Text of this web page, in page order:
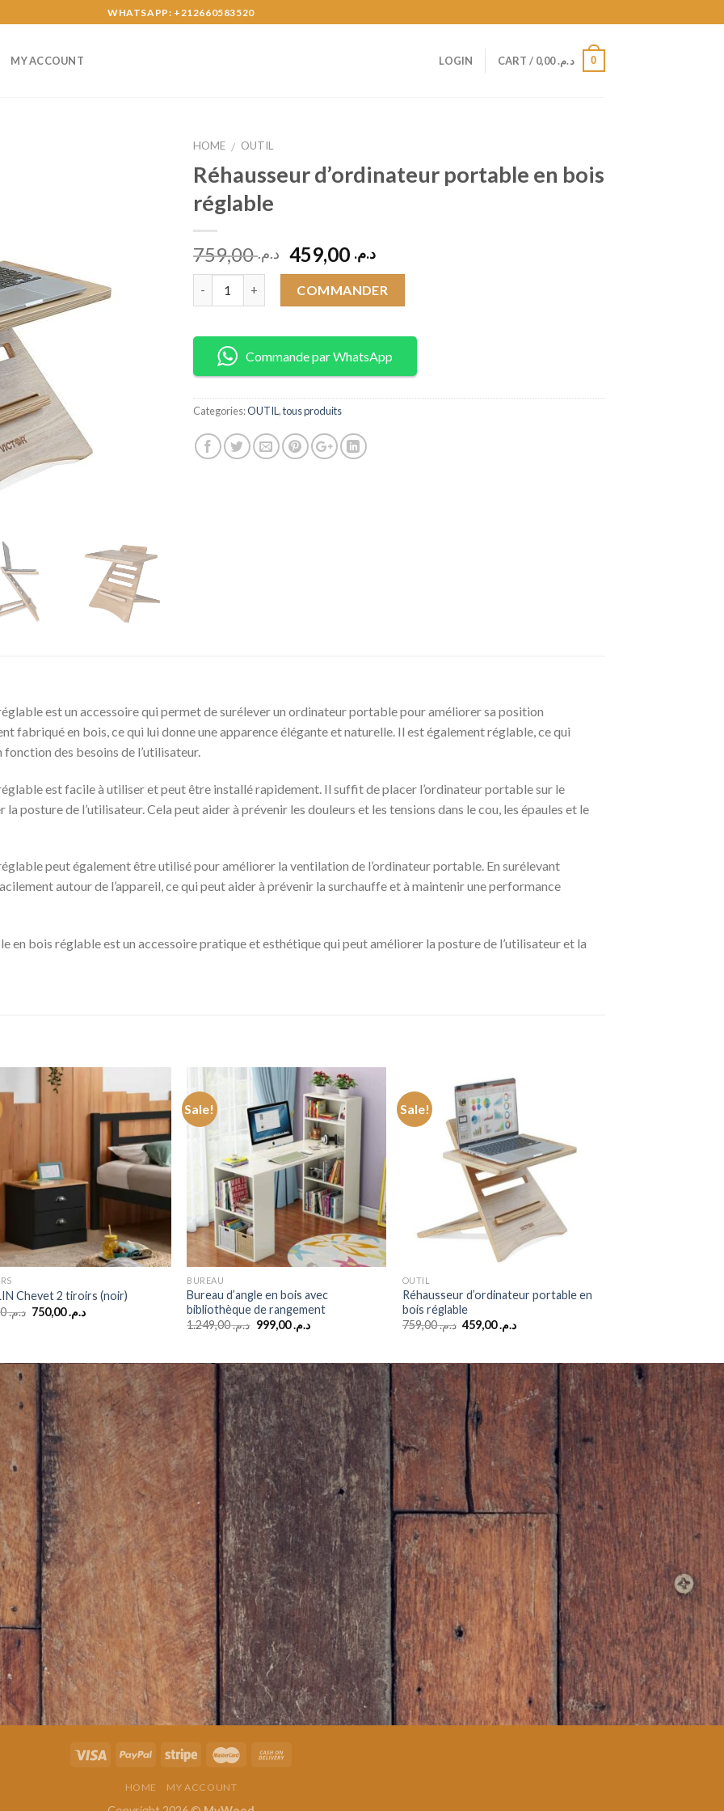
WHATSAPP: +212660583520
MY ACCOUNT LOGIN CART / د.م.0,00 0
HOME / OUTIL
Réhausseur d’ordinateur portable en bois
réglable
د.م.759,00
Original
price
was:
د.م. 759,00.
د.م.Current
price
is:
COMMANDER
Commande par WhatsApp
Categories:OUTIL ,tous produits
est un accessoire qui permet de surélever un ordinateur portable pour améliorer sa position
fabriqué en bois, ce qui lui donne une apparence élégante et naturelle. Il est également réglable, ce qui
des besoins de l’utilisateur.
est facile à utiliser et peut être installé rapidement. Il suffit de placer l’ordinateur portable sur le
posture de l’utilisateur. Cela peut aider à prévenir les douleurs et les tensions dans le cou, les épaules et le
peut également être utilisé pour améliorer la ventilation de l’ordinateur portable. En surélevant
autour de l’appareil, ce qui peut aider à prévenir la surchauffe et à maintenir une performance
en bois réglable est un accessoire pratique et esthétique qui peut améliorer la posture de l’utilisateur et la
Chevet 2 tiroirs (noir)
د.م.999,00
Original
price
د.م.750,00
Current
Sale!
BUREAU
Bureau d’angle en bois avec
bibliothèque de rangement
د.م.1.249,00
Original
price
د.م.999,00
Current
Sale!
OUTIL
Réhausseur d’ordinateur portable en
bois réglable
د.م.759,00
Original
price
د.م.459,00
Current
HOME MY ACCOUNT